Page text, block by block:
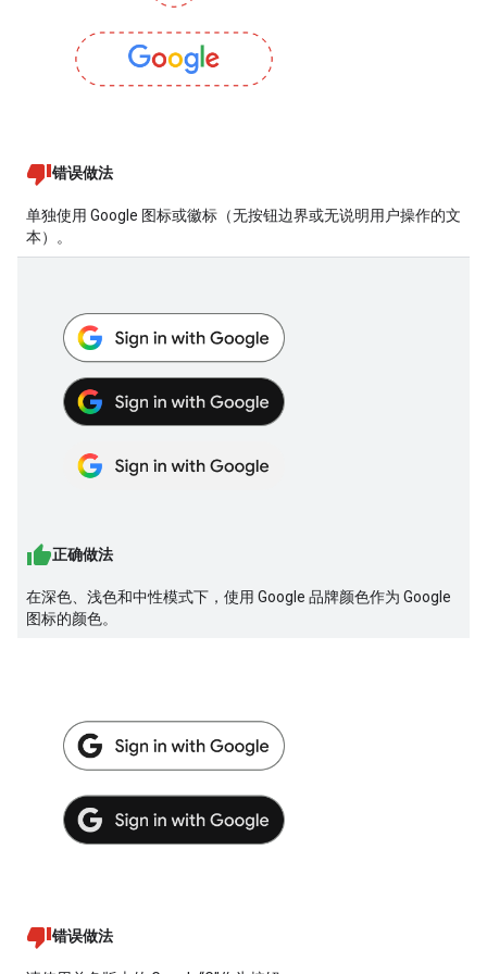
错误做法
单独使用 Google 图标或徽标（无按钮边界或无说明用户操作的文
本）。
正确做法
在深色、浅色和中性模式下，使用 Google 品牌颜色作为 Google
图标的颜色。
错误做法